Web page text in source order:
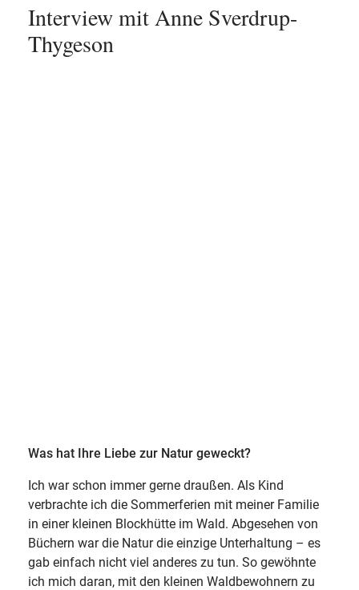
Interview mit Anne Sverdrup-
Thygeson
Was hat Ihre Liebe zur Natur geweckt?
Ich war schon immer gerne draußen. Als Kind
verbrachte ich die Sommerferien mit meiner Familie
in einer kleinen Blockhütte im Wald. Abgesehen von
Büchern war die Natur die einzige Unterhaltung – es
gab einfach nicht viel anderes zu tun. So gewöhnte
ich mich daran, mit den kleinen Waldbewohnern zu